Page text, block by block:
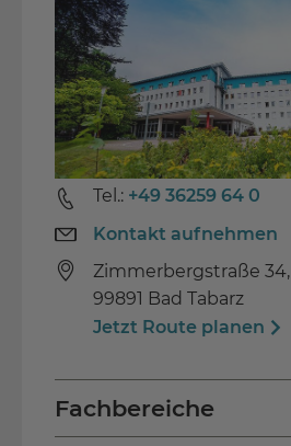
Tel.: +49 36259 64 0
Kontakt aufnehmen
Zimmerbergstraße 34,
99891 Bad Tabarz
Jetzt Route planen
Fachbereiche